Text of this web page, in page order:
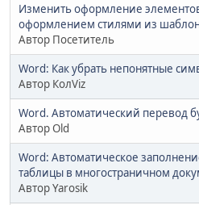
Изменить оформление
оформлением стилями из
Автор Посетитель
Word: Как убрать непонятные
Автор КолViz
Word. Автоматический перевод
Автор Old
Word: Автоматическое
таблицы в многостраничном
Автор Yarosik